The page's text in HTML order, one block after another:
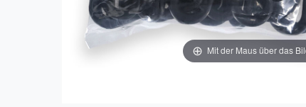
Mit der Maus über das